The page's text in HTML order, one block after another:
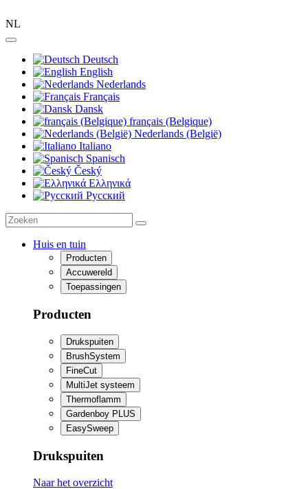
NL
Deutsch
English
Nederlands
Français
Dansk
français (Belgique)
Nederlands (België)
Italiano
Spanisch
Český
Ελληνικά
Pусский
Huis en tuin
Producten
Accuwereld
Toepassingen
Producten
Drukspuiten
BrushSystem
FineCut
MultiJet systeem
Thermoflamm
Gardenboy PLUS
EasySweep
Drukspuiten
Naar het overzicht